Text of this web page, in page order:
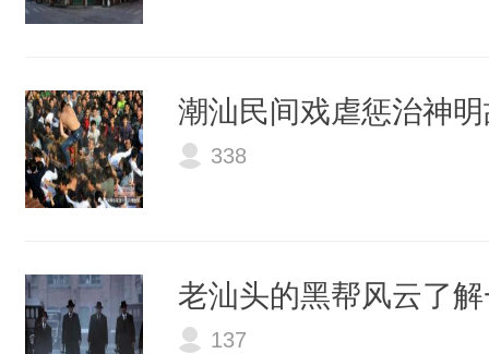
潮汕民间戏虐惩治神
338
老汕头的黑帮风云了
137